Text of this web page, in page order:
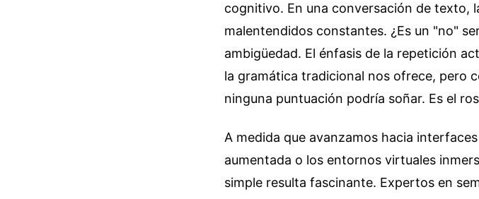
cognitivo. En una conversación de texto,
malentendidos constantes. ¿Es un "no"
ambigüedad. El énfasis de la repetición
la gramática tradicional nos ofrece, pero
ninguna puntuación podría soñar. Es el
A medida que avanzamos hacia
aumentada o los entornos virtuales
simple resulta fascinante. Expertos en